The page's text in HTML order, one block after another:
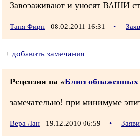
Завораживают и уносят ВАШИ
Таня Фирн 08.02.2011 16:31 •
+ добавить замечания
Рецензия на «Блюз обнаженных
замечательно! при минимуме
Вера Лан 19.12.2010 06:59 •